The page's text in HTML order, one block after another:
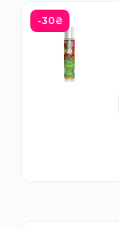
-30₴